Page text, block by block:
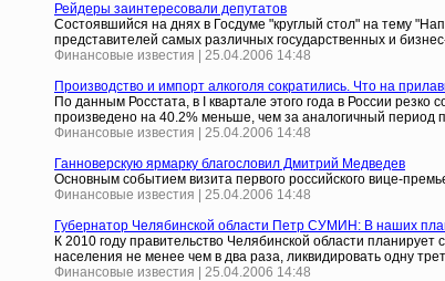
Рейдеры заинтересовали депутатов
Состоявшийся на днях в Госдуме "круглый стол" на тему
представителей самых различных государственных и
Финансовые известия | 25.04.2006 14:48
Производство и импорт алкоголя сократились. Что на
По данным Росстата, в I квартале этого года в России
произведено на 40.2% меньше, чем за аналогичный период
Финансовые известия | 25.04.2006 14:48
Ганноверскую ярмарку благословил Дмитрий Медведев
Основным событием визита первого российского вице-
Финансовые известия | 25.04.2006 14:48
Губернатор Челябинской области Петр СУМИН: В наших
К 2010 году правительство Челябинской области
населения не менее чем в два раза, ликвидировать одну
Финансовые известия | 25.04.2006 14:48